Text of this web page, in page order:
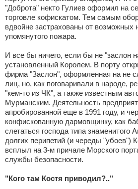
"Доброта" некто Гулиев оформил на
торговле кофискатом. Тем самым
вдвойне застрахованы от возможных
упомянутого пожара.
И все бы ничего, если бы не "заслон
установленный Королем. В порту
фирма "Заслон", оформленная на не
лиц, но, как поговаривали в народе,
"кем-то из ЧК", а также известным
Мурманским. Деятельность
апробированной еще в 1991 году, и
конфискованную дармовщинку, как
слетаться господа типа знаменитого
долгих перипетий (и череды "убоев")
всплыл на 3-м причале Морского
службы безопасности.
"Кого там Костя приводил?.."